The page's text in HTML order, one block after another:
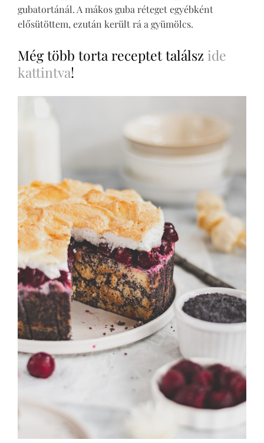
gubatortánál. A mákos guba réteget egyébként
elősütöttem, ezután került rá a gyümölcs.
Még több torta receptet találsz ide
kattintva!